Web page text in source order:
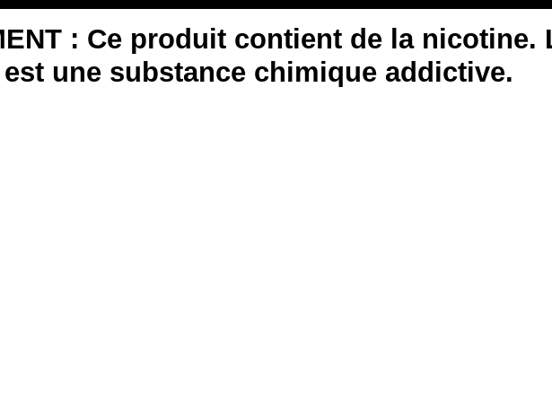
: Ce produit contient de la nicotine.
une substance chimique addictive.